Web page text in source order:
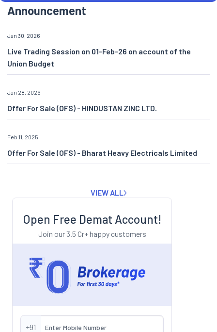
Announcement
Jan 30, 2026
Live Trading Session on 01-Feb-26 on account of the
Union Budget
Jan 28, 2026
Offer For Sale (OFS) - HINDUSTAN ZINC LTD.
Feb 11, 2025
Offer For Sale (OFS) - Bharat Heavy Electricals Limited
VIEW ALL
Open Free Demat Account!
Join our 3.5 Cr+ happy customers
+91